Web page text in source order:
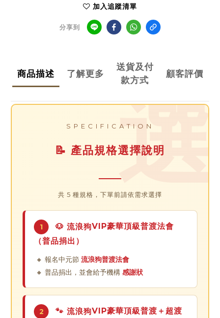
加入追蹤清單
分享到
商品描述 了解更多
送貨及付
款方式
顧客評價
選
SPECIFICATION
📝 產品規格選擇說明
共 5 種規格，下單前請依需求選擇
1 🐶 流浪狗VIP豪華頂級普渡法會
（普品捐出）
🔸 報名中元節 流浪狗普渡法會
🔸 普品捐出，並會給予機構 感謝狀
2 🐾 流浪狗VIP豪華頂級普渡＋超渡